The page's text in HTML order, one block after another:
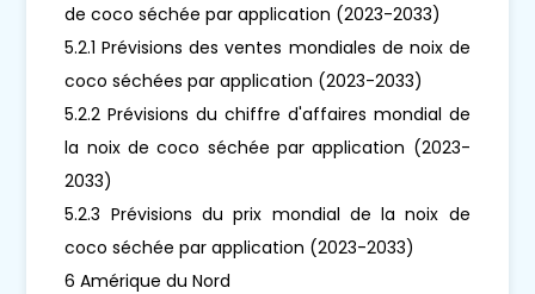
de coco séchée par application (2023-2033)
5.2.1 Prévisions des ventes mondiales de noix de
coco séchées par application (2023-2033)
5.2.2 Prévisions du chiffre d'affaires mondial de
la noix de coco séchée par application (2023-
2033)
5.2.3 Prévisions du prix mondial de la noix de
coco séchée par application (2023-2033)
6 Amérique du Nord